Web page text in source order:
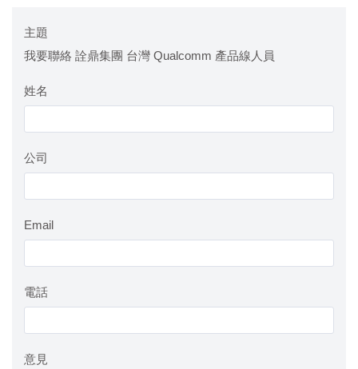
主題
我要聯絡 詮鼎集團 台灣 Qualcomm 產品線人員
姓名
公司
Email
電話
意見